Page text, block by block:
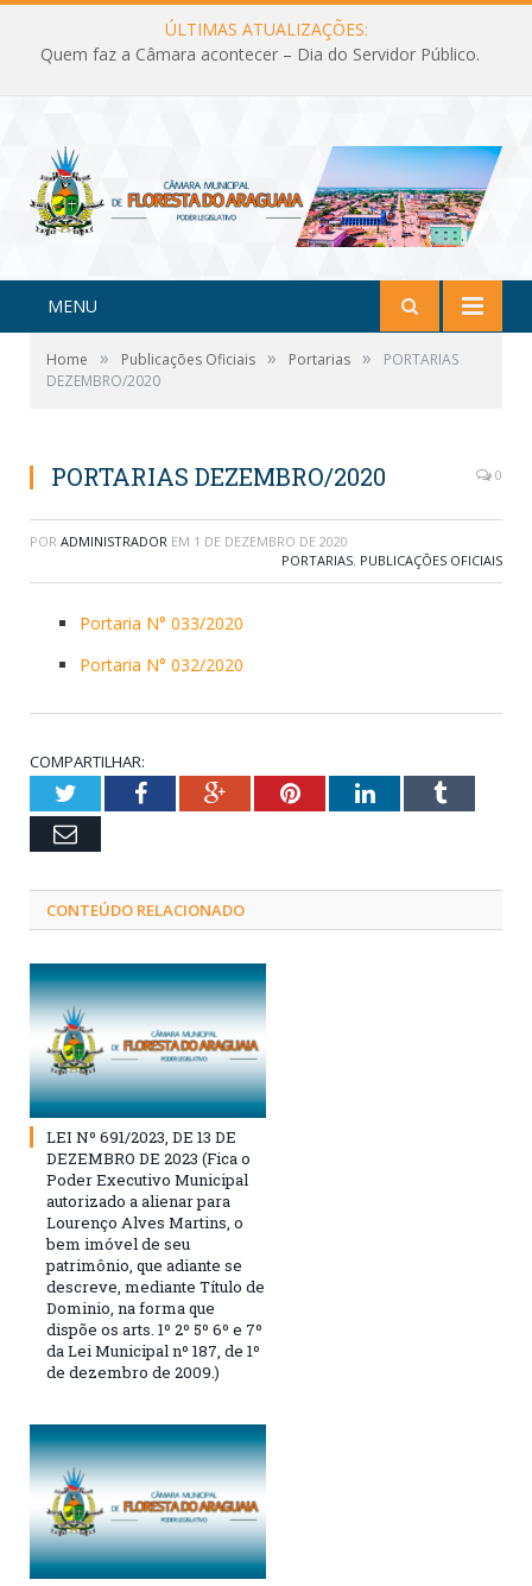
ÚLTIMAS ATUALIZAÇÕES:
Quem faz a Câmara acontecer – Dia do Servidor Público.
MENU
Home » Publicações Oficiais » Portarias »
PORTARIAS
DEZEMBRO/2020
PORTARIAS DEZEMBRO/2020 0
POR ADMINISTRADOR EM 1 DE DEZEMBRO DE 2020
PORTARIAS, PUBLICAÇÕES OFICIAIS
Portaria N° 033/2020
Portaria N° 032/2020
COMPARTILHAR:
TwitterFacebookGoogle+PinterestLinkedInTumblr
Email
CONTEÚDO RELACIONADO
LEI Nº 691/2023, DE 13 DE
DEZEMBRO DE 2023 (Fica o
Poder Executivo Municipal
autorizado a alienar para
Lourenço Alves Martins, o
bem imóvel de seu
patrimônio, que adiante se
descreve, mediante Título de
Dominio, na forma que
dispõe os arts. 1º 2º 5º 6º e 7º
da Lei Municipal nº 187, de 1º
de dezembro de 2009.)